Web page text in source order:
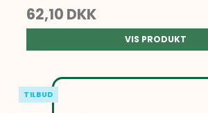
62,10 DKK
VIS PRODUKT
TILBUD